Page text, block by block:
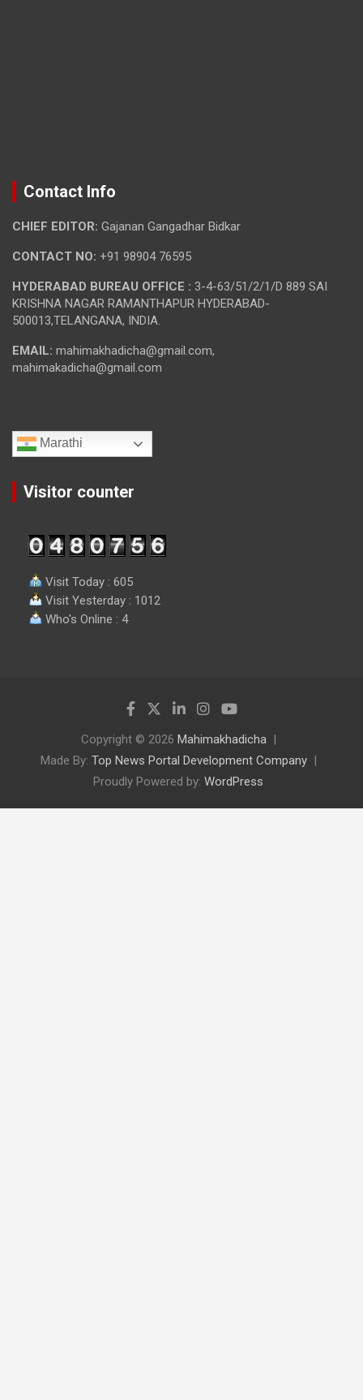
Contact Info
CHIEF EDITOR: Gajanan Gangadhar Bidkar
CONTACT NO: +91 98904 76595
HYDERABAD BUREAU OFFICE : 3-4-63/51/2/1/D 889 SAI
KRISHNA NAGAR RAMANTHAPUR HYDERABAD-
500013,TELANGANA, INDIA.
EMAIL: mahimakhadicha@gmail.com,
mahimakadicha@gmail.com
Marathi
Visitor counter
Visit Today : 605
Visit Yesterday : 1012
Who's Online : 4
Copyright © 2026 Mahimakhadicha
Made By: Top News Portal Development Company
Proudly Powered by: WordPress